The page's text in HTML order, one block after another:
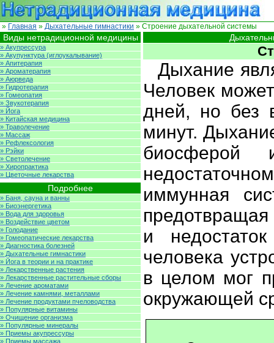
» Главная » Дыхательные гимнастики » Строение дыхательной системы
Дыхание
Человек
дней, но без
минут.
иммунная
и
человека
в целом мог
окружающей
Виды нетрадиционной медицины
» Акупрессура
» Акупунктура (иглоукалывание)
» Апитерапия
» Ароматерапия
» Аюрведа
» Гидротерапия
» Гомеопатия
» Звукотерапия
» Йога
» Китайская медицина
» Траволечение
» Массаж
» Рефлексология
» Рэйки
» Светолечение
» Хиропрактика
» Цветочные лекарства
Подробнее
» Баня, сауна и ванны
» Биоэнергетика
» Вода для здоровья
» Воздействие цветом
» Голодание
» Гомеопатические лекарства
» Диагностика болезней
» Дыхательные гимнастики
» Йога в теории и на практике
» Лекарственные растения
» Лекарственные растительные сборы
» Лечение ароматами
» Лечение камнями, металлами
» Лечение продуктами пчеловодства
» Популярные витамины
» Очищение организма
» Популярные минералы
» Приемы акупрессуры
» Приемы массажа